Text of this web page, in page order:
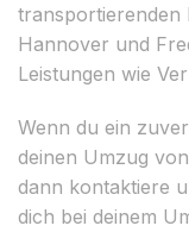
transportierenden
Hannover und
Leistungen wie
Wenn du ein
deinen Umzug
dann kontaktiere
dich bei deinem